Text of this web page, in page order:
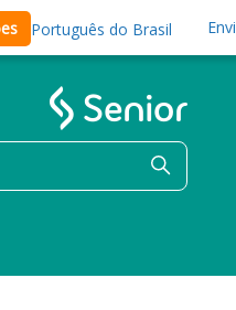
Português do Brasil